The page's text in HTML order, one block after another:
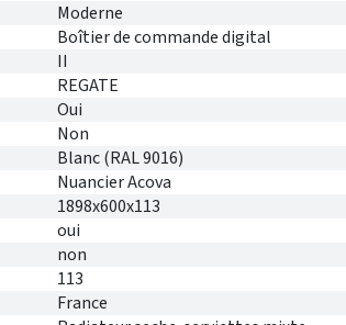
Moderne
Boîtier de commande digital
II
REGATE
Oui
Non
Blanc (RAL 9016)
Nuancier Acova
1898x600x113
oui
non
113
France